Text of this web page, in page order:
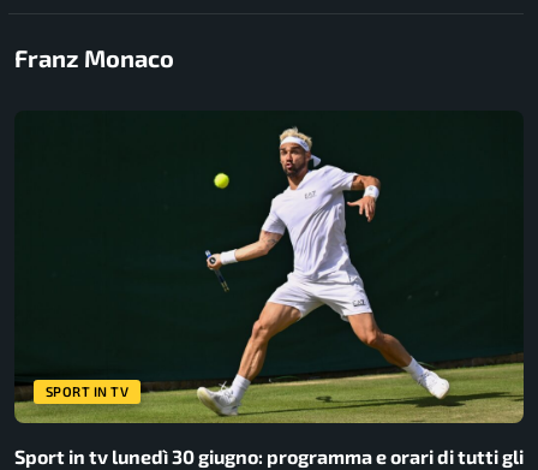
Franz Monaco
SPORT IN TV
Sport in tv lunedì 30 giugno: programma e orari di tutti gli